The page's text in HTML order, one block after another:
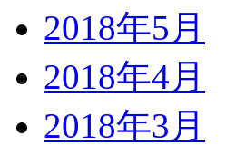
2018年5月
2018年4月
2018年3月